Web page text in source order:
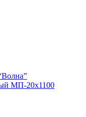
МП-20х1100